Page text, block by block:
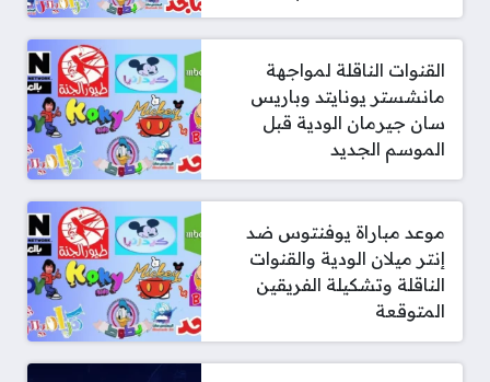
القنوات الناقلة لمواجهة
مانشستر يونايتد وباريس
سان جيرمان الودية قبل
الموسم الجديد
موعد مباراة يوفنتوس ضد
إنتر ميلان الودية والقنوات
الناقلة وتشكيلة الفريقين
المتوقعة